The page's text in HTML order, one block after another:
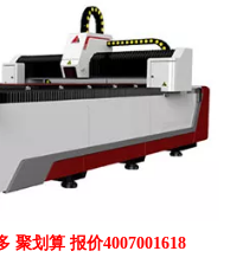
聚划算 报价4007001618